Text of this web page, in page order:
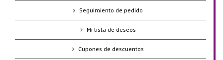
Seguimiento de pedido
Mi lista de deseos
Cupones de descuentos